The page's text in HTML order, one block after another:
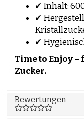
✔ Inhalt:
✔
✔
Time to Enjoy –
Zucker.
Bewertungen